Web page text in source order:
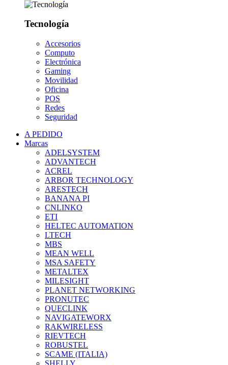
Tecnología
Accesorios
Computo
Electrónica
Gaming
Movilidad
Oficina
POS
Redes
Seguridad
A PEDIDO
Marcas
ADELSYSTEM
ADVANTECH
ACREL
ARBOR TECHNOLOGY
ARESTECH
BANANA PI
CNLINKO
ETI
HELTEC AUTOMATION
LTECH
MBS
MEAN WELL
MSA SAFETY
METALTEX
MILESIGHT
PLANET NETWORKING
PRONUTEC
QUECLINK
NAVIGATEWORX
RAKWIRELESS
RIEVTECH
ROBUSTEL
SCAME (ITALIA)
SHELLY